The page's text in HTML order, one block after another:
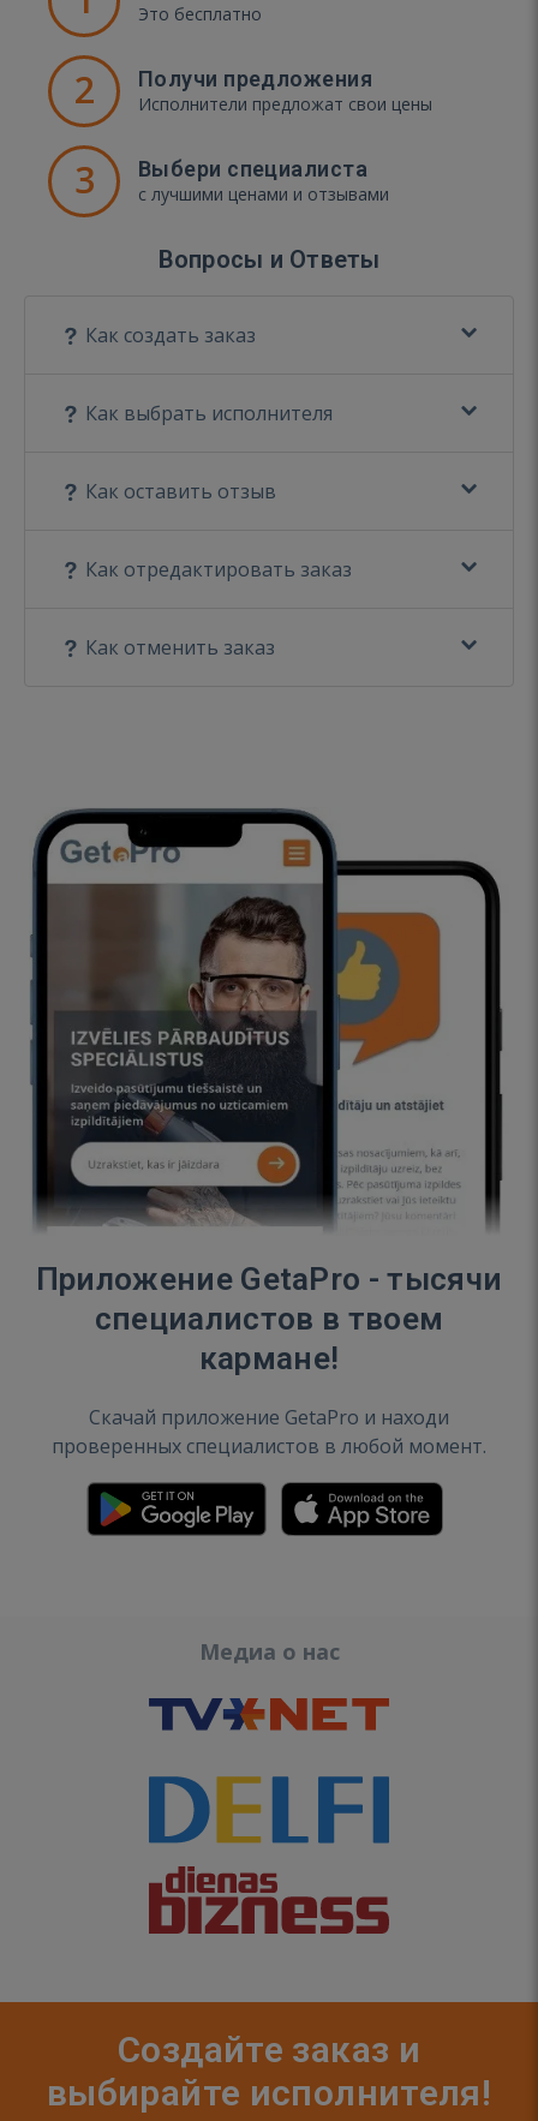
Это бесплатно
2 Получи предложения
Исполнители предложат свои цены
3 Выбери специалиста
с лучшими ценами и отзывами
Вопросы и Ответы
Как создать заказ
Как выбрать исполнителя
Как оставить отзыв
Как отредактировать заказ
Как отменить заказ
Приложение GetaPro - тысячи
специалистов в твоем
кармане!
Скачай приложение GetaPro и находи
проверенных специалистов в любой момент.
Медиа о нас
Создайте заказ и
выбирайте исполнителя!